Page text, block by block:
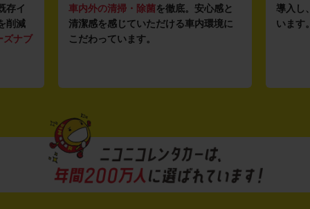
存イ
削減
ズナブ
車内外の清掃・除菌を徹底。安心感と
清潔感を感じていただける車内環境に
こだわっています。
導入し
います